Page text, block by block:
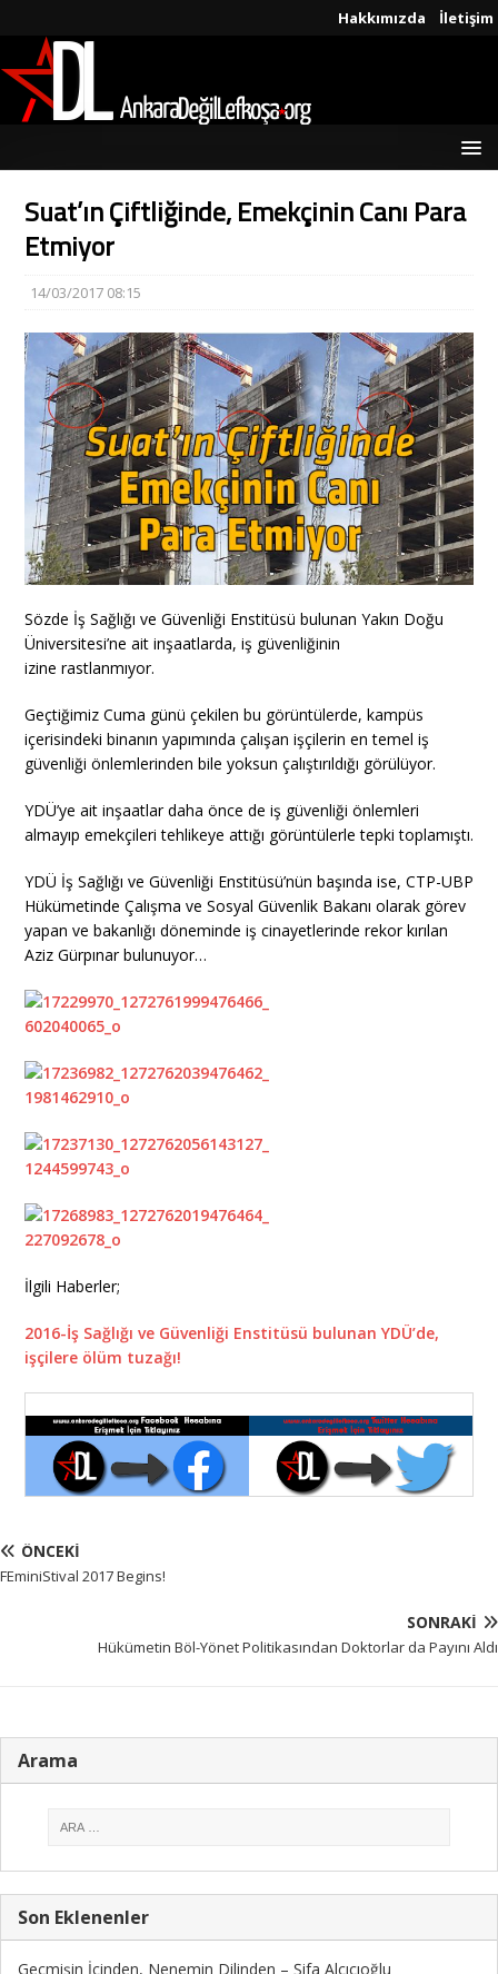
Hakkımızda İletişim
Suat’ın Çiftliğinde, Emekçinin Canı Para
Etmiyor
14/03/2017 08:15
Sözde İş Sağlığı ve Güvenliği Enstitüsü bulunan Yakın Doğu
Üniversitesi’ne ait inşaatlarda, iş güvenliğinin
izine rastlanmıyor.
Geçtiğimiz Cuma günü çekilen bu görüntülerde, kampüs
içerisindeki binanın yapımında çalışan işçilerin en temel iş
güvenliği önlemlerinden bile yoksun çalıştırıldığı görülüyor.
YDÜ’ye ait inşaatlar daha önce de iş güvenliği önlemleri
almayıp emekçileri tehlikeye attığı görüntülerle tepki toplamıştı.
YDÜ İş Sağlığı ve Güvenliği Enstitüsü’nün başında ise, CTP-UBP
Hükümetinde Çalışma ve Sosyal Güvenlik Bakanı olarak görev
yapan ve bakanlığı döneminde iş cinayetlerinde rekor kırılan
Aziz Gürpınar bulunuyor…
İlgili Haberler;
2016-İş Sağlığı ve Güvenliği Enstitüsü bulunan YDÜ’de,
işçilere ölüm tuzağı!
ÖNCEKI
FEminiStival 2017 Begins!
SONRAKI
Hükümetin Böl-Yönet Politikasından Doktorlar da Payını Aldı
Arama
Son Eklenenler
Geçmişin İçinden, Nenemin Dilinden – Şifa Alçıcıoğlu